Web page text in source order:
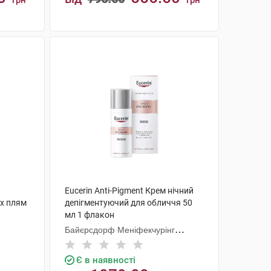
плям
Eucerin Anti-Pigment Крем нічний
депігментуючий для обличчя 50
мл 1 флакон
Байєрсдорф Меніфекчурінг
Познань
Є в наявності